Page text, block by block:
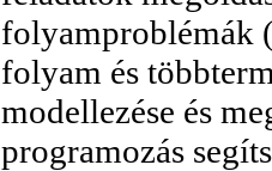
folyamproblémák
folyam és
modellezése és
programozás